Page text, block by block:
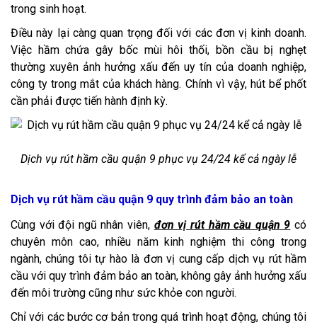
trong sinh hoạt.
Điều này lại càng quan trọng đối với các đơn vị kinh doanh.
Việc hầm chứa gây bốc mùi hôi thối, bồn cầu bị nghẹt
thường xuyên ảnh hưởng xấu đến uy tín của doanh nghiệp,
công ty trong mắt của khách hàng. Chính vì vậy, hút bể phốt
cần phải được tiến hành định kỳ.
Dịch vụ rút hầm cầu quận 9 phục vụ 24/24 kể cả ngày lễ
Dịch vụ rút hầm cầu quận 9 quy trình đảm bảo an toàn
Cùng với đội ngũ nhân viên, đơn vịrút hầm cầu quận 9 có
chuyên môn cao, nhiều năm kinh nghiệm thi công trong
ngành, chúng tôi tự hào là đơn vị cung cấp dịch vụ rút hầm
cầu với quy trình đảm bảo an toàn, không gây ảnh hưởng xấu
đến môi trường cũng như sức khỏe con người.
Chỉ với các bước cơ bản trong quá trình hoạt động, chúng tôi